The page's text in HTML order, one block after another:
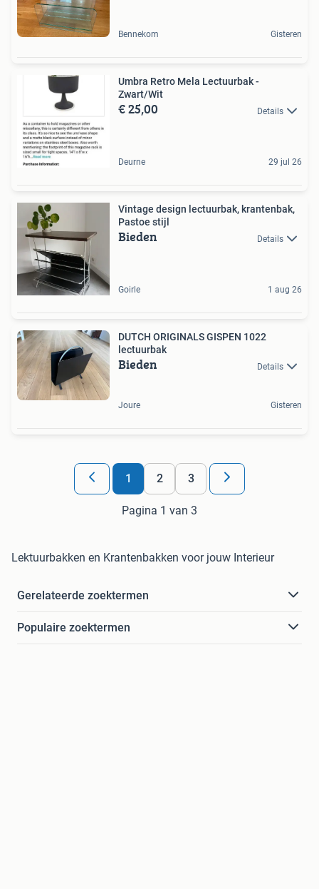
Bennekom Gisteren
Umbra Retro Mela Lectuurbak -
Zwart/Wit
€ 25,00 Details
Deurne 29 jul 26
Vintage design lectuurbak, krantenbak,
Pastoe stijl
Bieden Details
Goirle 1 aug 26
DUTCH ORIGINALS GISPEN 1022
lectuurbak
Bieden Details
Joure Gisteren
1 2 3
Pagina 1 van 3
Lektuurbakken en Krantenbakken voor jouw Interieur
Gerelateerde zoektermen
Populaire zoektermen